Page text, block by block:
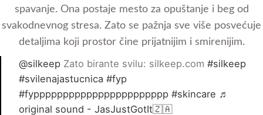
spavanje. Ona postaje mesto za opuštanje i beg od
svakodnevnog stresa. Zato se pažnja sve više posvećuje
detaljima koji prostor čine prijatnijim i smirenijim.
@silkeep Zato birante svilu: silkeep.com #silkeep
#svilenajastucnica #fyp
#fyppppppppppppppppppppppp #skincare ♬
original sound - JasJustGotIt🇿🇦